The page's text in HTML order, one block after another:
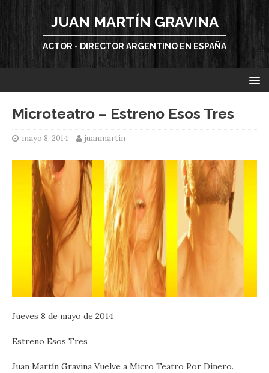
JUAN MARTÍN GRAVINA
ACTOR - DIRECTOR ARGENTINO EN ESPAÑA
Microteatro – Estreno Esos Tres
mayo 8, 2014 juanmartin
Jueves 8 de mayo de 2014
Estreno Esos Tres
Juan Martín Gravina Vuelve a Micro Teatro Por Dinero.